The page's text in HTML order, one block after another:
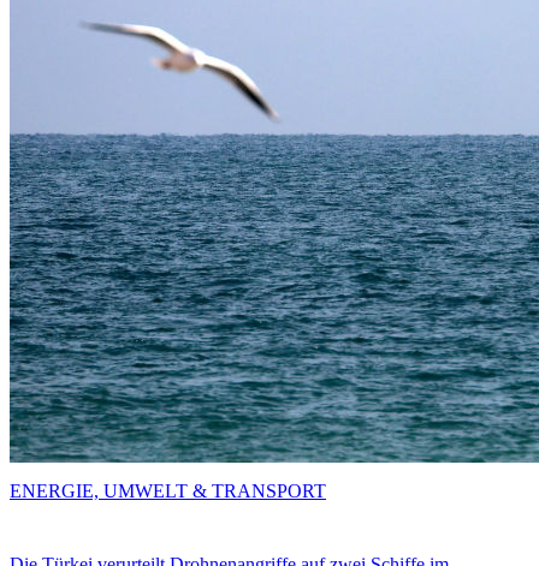
ENERGIE, UMWELT & TRANSPORT